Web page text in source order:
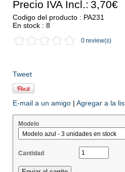
Precio IVA Incl.: 3,70€
Codigo del producto : PA231
En stock : 8
0 review(s)
Tweet
E-mail a un amigo | Agregar a la
Modelo
Cantidad